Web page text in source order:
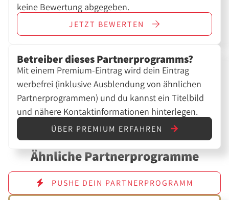
keine Bewertung abgegeben.
JETZT BEWERTEN
Betreiber dieses Partnerprogramms?
Mit einem Premium-Eintrag wird dein Eintrag
werbefrei (inklusive Ausblendung von ähnlichen
Partnerprogrammen) und du kannst ein Titelbild
und nähere Kontaktinformationen hinterlegen.
ÜBER PREMIUM ERFAHREN
Ähnliche Partnerprogramme
PUSHE DEIN PARTNERPROGRAMM